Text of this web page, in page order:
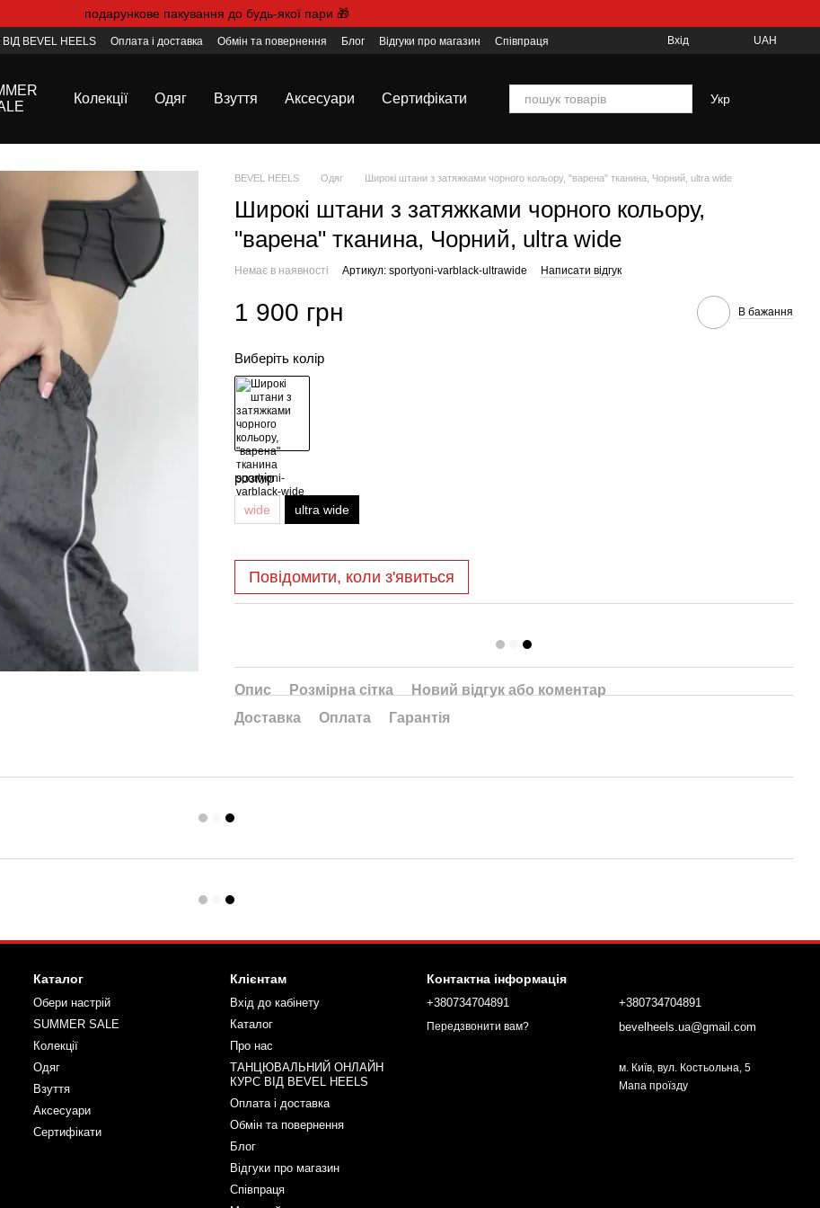
подарункове пакування до будь-якої пари 🎁
BEVEL HEELS Оплата і доставка Обмін та повернення Блог Відгуки про магазин
Співпраця
Вхід UAH
Колекції Одяг Взуття Аксесуари Сертифікати Укр
BEVEL HEELS Одяг Широкі штани з затяжками чорного кольору, "варена" тканина, Чорний, ultra wide
Широкі штани з затяжками чорного кольору,
"варена" тканина, Чорний, ultra wide
Немає в наявності Артикул: sportyoni-varblack-ultrawide Написати відгук
1 900 грн В бажання
Виберіть колір
розмір
wide ultra wide
Повідомити, коли з'явиться
Опис Розмірна сітка
Новий відгук або коментар
Доставка
Оплата Гарантія
Каталог
Обери настрій
SUMMER SALE
Колекції
Одяг
Взуття
Аксесуари
Сертифікати
Клієнтам
Вхід до кабінету
Каталог
Про нас
ТАНЦЮВАЛЬНИЙ ОНЛАЙН
КУРС ВІД BEVEL HEELS
Оплата і доставка
Обмін та повернення
Блог
Відгуки про магазин
Співпраця
Контактна інформація
+380734704891
Передзвонити вам?
+380734704891
bevelheels.ua@gmail.com
м. Київ, вул. Костьольна, 5
Мапа проїзду